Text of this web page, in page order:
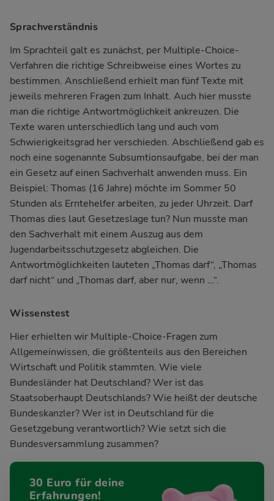
Sprachverständnis
Im Sprachteil galt es zunächst, per Multiple-Choice-
Verfahren die richtige Schreibweise eines Wortes zu
bestimmen. Anschließend erhielt man fünf Texte mit
jeweils mehreren Fragen zum Inhalt. Auch hier musste
man die richtige Antwortmöglichkeit ankreuzen. Die
Texte waren unterschiedlich lang und auch vom
Schwierigkeitsgrad her verschieden. Abschließend gab es
noch eine sogenannte Subsumtionsaufgabe, bei der man
ein Gesetz auf einen Sachverhalt anwenden muss. Ein
Beispiel: Thomas (16 Jahre) möchte im Sommer 50
Stunden als Erntehelfer arbeiten, zu jeder Uhrzeit. Darf
Thomas dies laut Gesetzeslage tun? Nun musste man
den Sachverhalt mit einem Auszug aus dem
Jugendarbeitsschutzgesetz abgleichen. Die
Antwortmöglichkeiten lauteten „Thomas darf“, „Thomas
darf nicht“ und „Thomas darf, aber nur, wenn …“.
Wissenstest
Hier erhielten wir Multiple-Choice-Fragen zum
Allgemeinwissen, die größtenteils aus den Bereichen
Wirtschaft und Politik stammten. Wie viele
Bundesländer hat Deutschland? Wer ist das
Staatsoberhaupt Deutschlands? Wie heißt der deutsche
Bundeskanzler? Wer ist in Deutschland für die
Gesetzgebung verantwortlich? Wie setzt sich die
Bundesversammlung zusammen?
30 Euro für deine
Erfahrungen!